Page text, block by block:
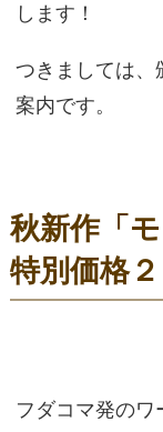
します！
つきましては、
案内です。
秋新作「
特別価格
フダコマ発の